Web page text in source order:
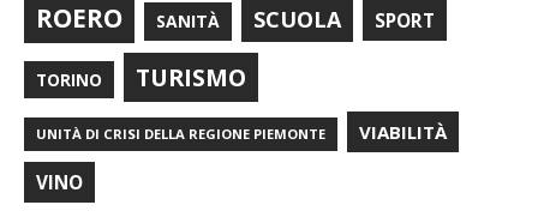
ROERO SANITÀ SCUOLA SPORT
TORINO TURISMO
UNITÀ DI CRISI DELLA REGIONE PIEMONTE VIABILITÀ
VINO